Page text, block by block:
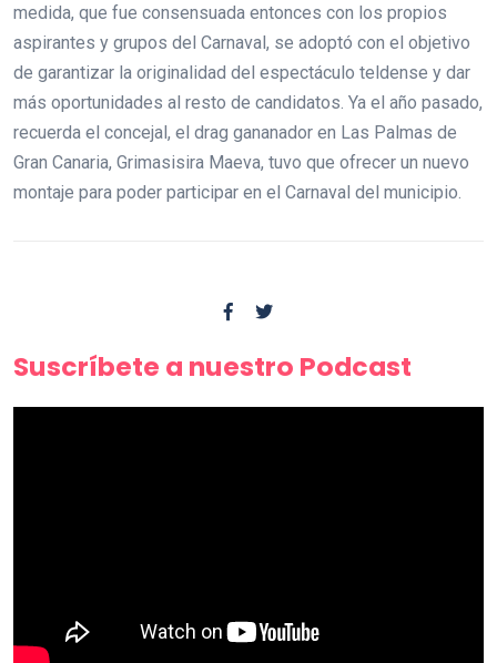
medida, que fue consensuada entonces con los propios
aspirantes y grupos del Carnaval, se adoptó con el objetivo
de garantizar la originalidad del espectáculo teldense y dar
más oportunidades al resto de candidatos. Ya el año pasado,
recuerda el concejal, el drag gananador en Las Palmas de
Gran Canaria, Grimasisira Maeva, tuvo que ofrecer un nuevo
montaje para poder participar en el Carnaval del municipio.
Suscríbete a nuestro Podcast